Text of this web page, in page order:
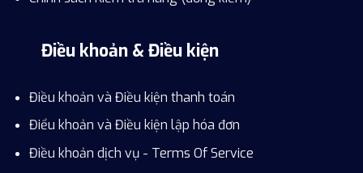
Điều khoản & Điều kiện
Điều khoản và Điều kiện thanh toán
Điểu khoản và Điều kiện lập hóa đơn
Điều khoản dịch vụ - Terms Of Service